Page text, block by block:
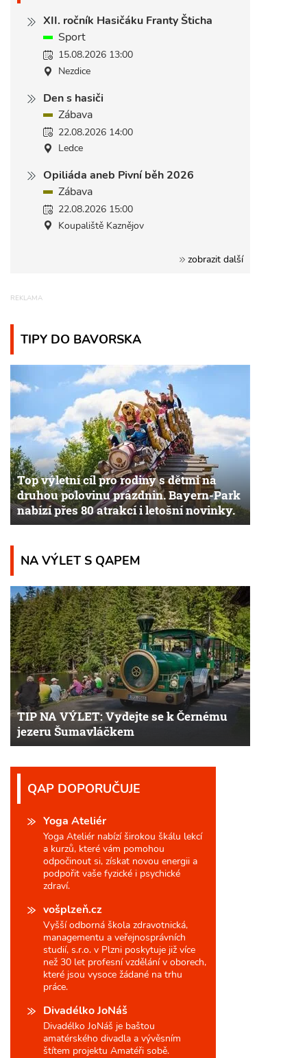
XII. ročník Hasičáku Franty Šticha
Sport
15.08.2026 13:00
Nezdice
Den s hasiči
Zábava
22.08.2026 14:00
Ledce
Opiliáda aneb Pivní běh 2026
Zábava
22.08.2026 15:00
Koupaliště Kaznějov
zobrazit další
TIPY DO BAVORSKA
Top výletní cíl pro rodiny s dětmi na
druhou polovinu prázdnin. Bayern-Park
nabízí přes 80 atrakcí i letošní novinky.
NA VÝLET S QAPEM
TIP NA VÝLET: Vydejte se k Černému
jezeru Šumavláčkem
QAP DOPORUČUJE
Yoga Ateliér
Yoga Ateliér nabízí širokou škálu lekcí
a kurzů, které vám pomohou
odpočinout si, získat novou energii a
podpořit vaše fyzické i psychické
zdraví.
vošplzeň.cz
Vyšší odborná škola zdravotnická,
managementu a veřejnosprávních
studií, s.r.o. v Plzni poskytuje již více
než 30 let profesní vzdělání v oborech,
které jsou vysoce žádané na trhu
práce.
Divadélko JoNáš
Divadélko JoNáš je baštou
amatérského divadla a vývěsním
štítem projektu Amatéři sobě.